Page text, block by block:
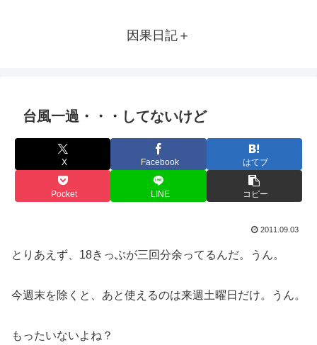
因果日記＋
台風一過・・・してないけど
X Facebook はてブ
Pocket LINE コピー
2011.09.03
とりあえず、18きっぷが三回分余ってるんだ。うん。
今週末を除くと、あと使えるのは来週土曜日だけ。うん。
もったいないよね？